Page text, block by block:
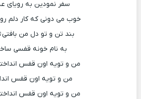
سفر نمودین به رویای
خوب می دونی که کار دلم
بند تن و تو دل من
به نام خونه قفسی
من و تویه اون قفس
من و تویه اون قفس
من و تویه اون قفس